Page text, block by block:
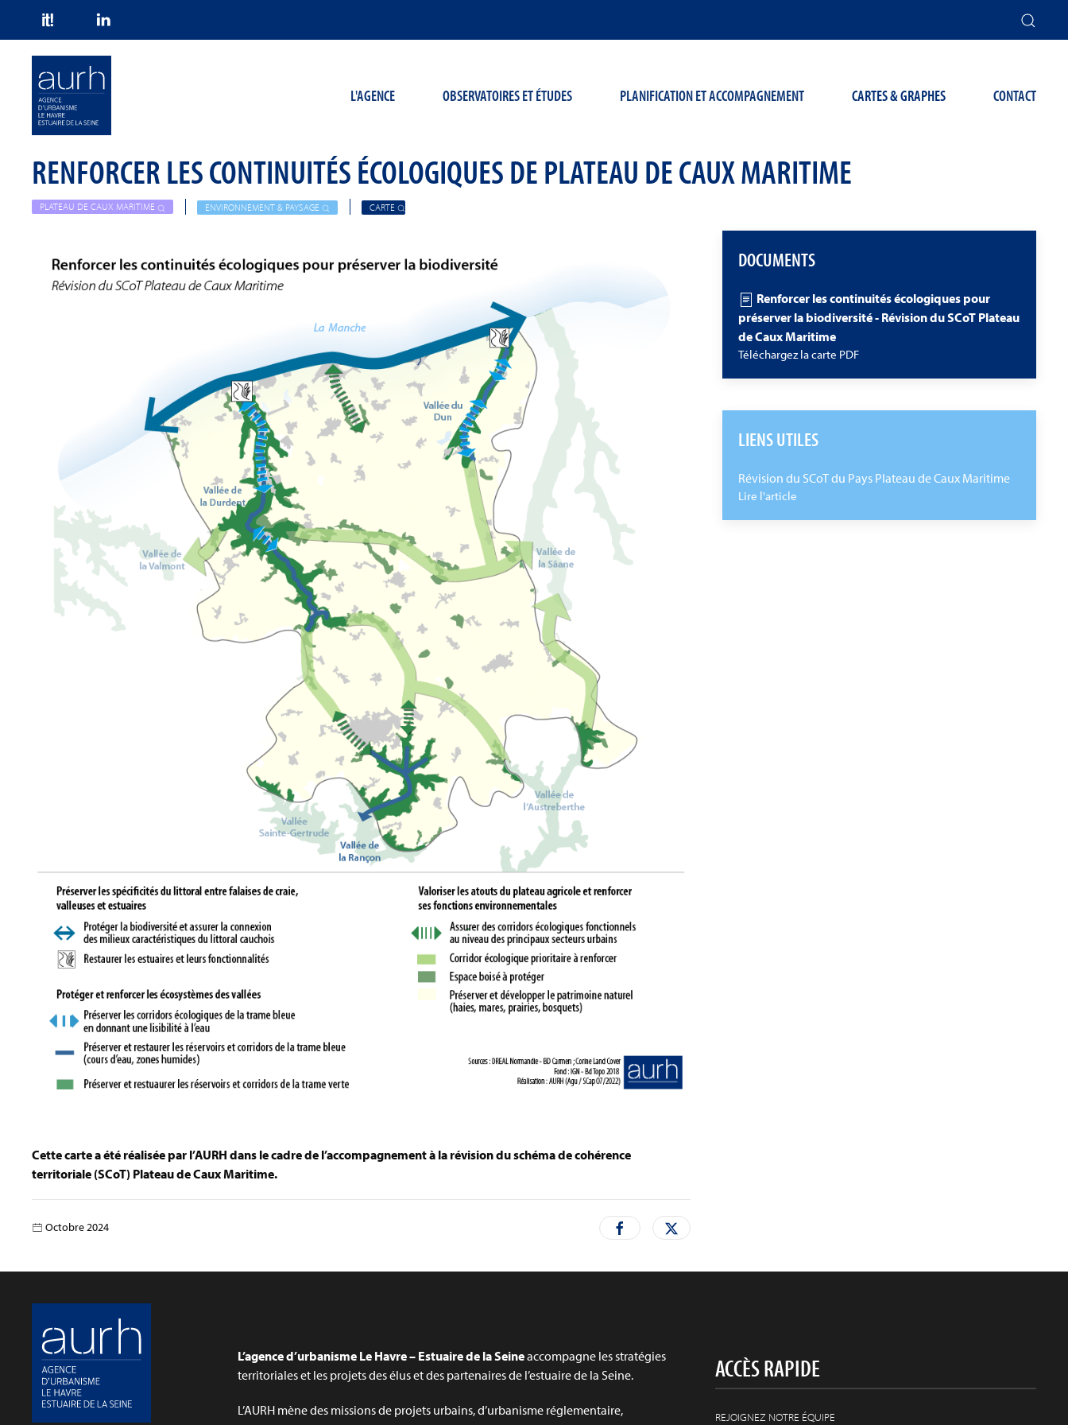
L'AGENCE OBSERVATOIRES ET ÉTUDES PLANIFICATION ET ACCOMPAGNEMENT CARTES & GRAPHES CONTACT
RENFORCER LES CONTINUITÉS ÉCOLOGIQUES DE PLATEAU DE CAUX MARITIME
PLATEAU DE CAUX MARITIME ENVIRONNEMENT & PAYSAGE CARTE
Cette carte a été réalisée par l’AURH dans le cadre de l’accompagnement à la révision du schéma de cohérence
territoriale (SCoT) Plateau de Caux Maritime.
Octobre 2024
DOCUMENTS
Renforcer les continuités écologiques pour
préserver la biodiversité - Révision du SCoT Plateau
de Caux Maritime
Téléchargez la carte PDF
LIENS UTILES
Révision du SCoT du Pays Plateau de Caux Maritime
Lire l'article
L’agence d’urbanisme Le Havre – Estuaire de la Seineaccompagne les stratégies
territoriales et les projets des élus et des partenaires de l’estuaire de la Seine.
L’AURH mène des missions de projets urbains, d’urbanisme réglementaire,
ACCÈS RAPIDE
REJOIGNEZ NOTRE ÉQUIPE